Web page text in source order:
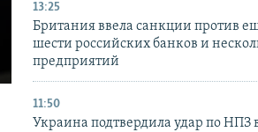
13:25
Британия ввела санкции против
шести российских банков и
предприятий
11:50
Украина подтвердила удар по НПЗ